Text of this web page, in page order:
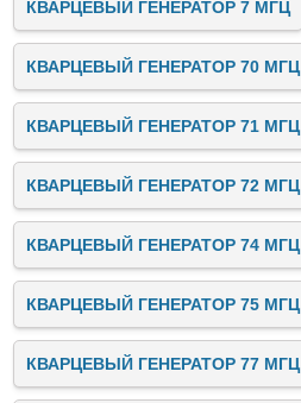
КВАРЦЕВЫЙ ГЕНЕРАТОР 7 МГЦ
КВАРЦЕВЫЙ ГЕНЕРАТОР 70 МГЦ
КВАРЦЕВЫЙ ГЕНЕРАТОР 71 МГЦ
КВАРЦЕВЫЙ ГЕНЕРАТОР 72 МГЦ
КВАРЦЕВЫЙ ГЕНЕРАТОР 74 МГЦ
КВАРЦЕВЫЙ ГЕНЕРАТОР 75 МГЦ
КВАРЦЕВЫЙ ГЕНЕРАТОР 77 МГЦ